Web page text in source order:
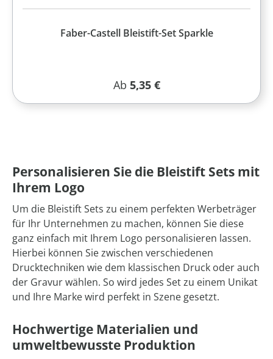
Faber-Castell Bleistift-Set Sparkle
Regulärer Preis:
Ab 5,35 €
Personalisieren Sie die Bleistift Sets mit
Ihrem Logo
Um die Bleistift Sets zu einem perfekten Werbeträger
für Ihr Unternehmen zu machen, können Sie diese
ganz einfach mit Ihrem Logo personalisieren lassen.
Hierbei können Sie zwischen verschiedenen
Drucktechniken wie dem klassischen Druck oder auch
der Gravur wählen. So wird jedes Set zu einem Unikat
und Ihre Marke wird perfekt in Szene gesetzt.
Hochwertige Materialien und
umweltbewusste Produktion